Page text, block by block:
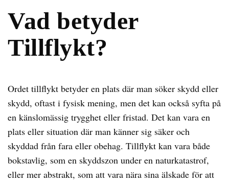
Vad betyder
Tillflykt?
Ordet tillflykt betyder en plats där man söker skydd eller
skydd, oftast i fysisk mening, men det kan också syfta på
en känslomässig trygghet eller fristad. Det kan vara en
plats eller situation där man känner sig säker och
skyddad från fara eller obehag. Tillflykt kan vara både
bokstavlig, som en skyddszon under en naturkatastrof,
eller mer abstrakt, som att vara nära sina älskade för att